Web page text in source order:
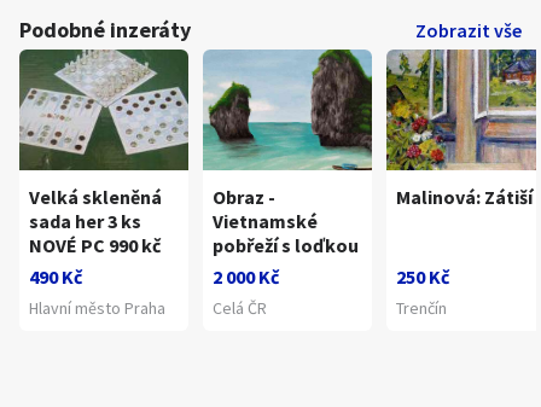
Podobné inzeráty Zobrazit vše
Velká skleněná
sada her 3 ks
NOVÉ PC 990 kč
490 Kč
Hlavní město Praha
Obraz -
Vietnamské
pobřeží s loďkou
2 000 Kč
Celá ČR
Malinová: Zátiší
250 Kč
Trenčín